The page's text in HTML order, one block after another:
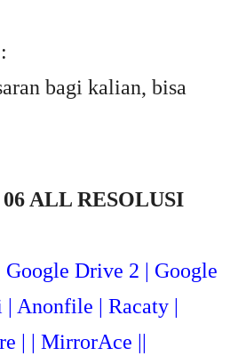
bagi kalian, bisa
ALL RESOLUSI
Drive 2 | Google
| Anonfile | Racaty |
| | MirrorAce ||